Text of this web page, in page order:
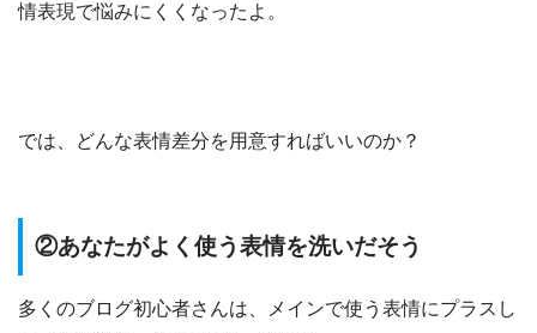
情表現で悩みにくくなったよ。
では、どんな表情差分を用意すればいいのか？
②あなたがよく使う表情を洗いだそう
多くのブログ初心者さんは、メインで使う表情にプラスし